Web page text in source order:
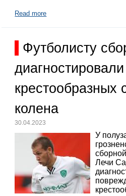
Read more
Футболисту
крестообразных
колена
30.04.2023
У
Лечи